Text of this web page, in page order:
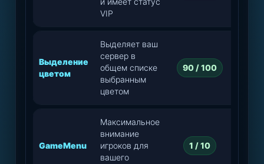
VIP
Выделение
цветом
Выделяет ваш
сервер в
общем списке
выбранным
цветом
90 / 100
GameMenu
Максимальное
внимание
игроков для
вашего
1 / 10